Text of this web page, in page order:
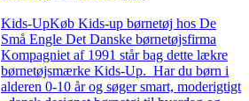
Kids-UpKøb Kids-up børnetøj hos De
Små Engle Det Danske børnetøjsfirma
Kompagniet af 1991 står bag dette lækre
børnetøjsmærke Kids-Up. Har du børn i
alderen 0-10 år og søger smart, moderigtigt